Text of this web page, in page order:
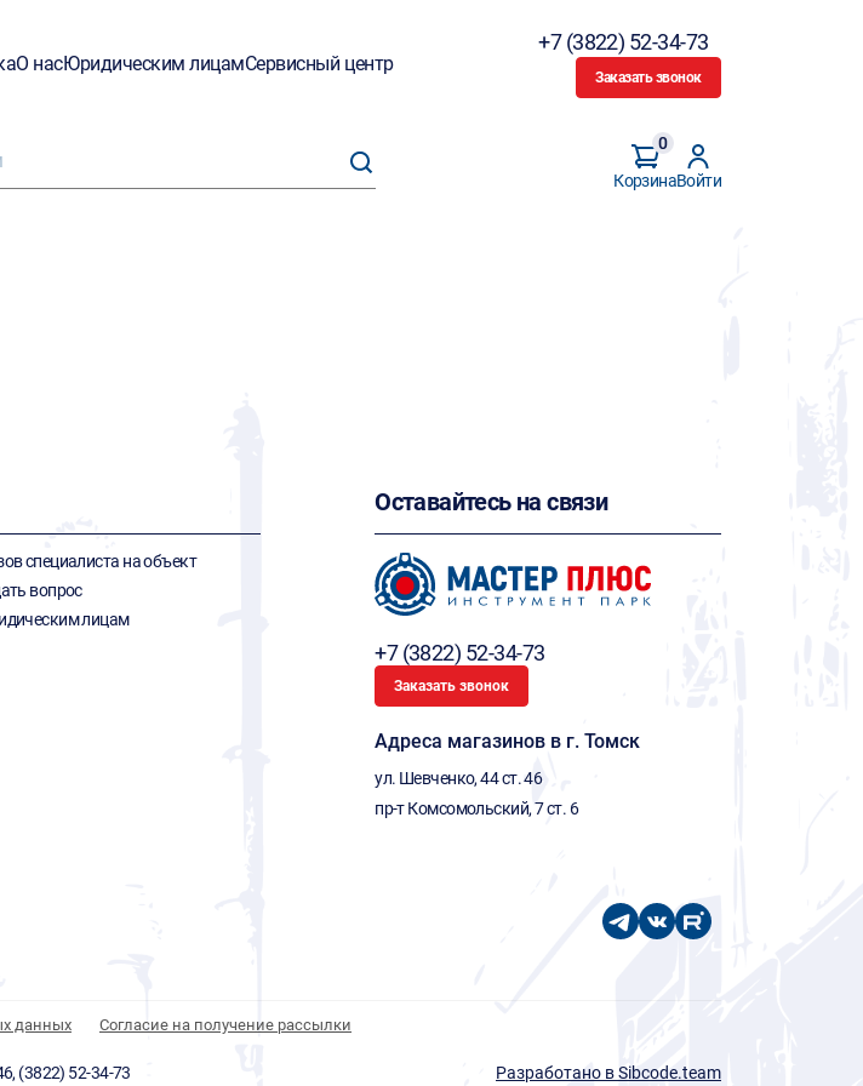
О насЮридическим лицамСервисный центр
+7 (3822) 52-34-73
Заказать звонок
Корзина
0
Войти
специалиста на объект
вопрос
лицам
Оставайтесь на связи
+7 (3822) 52-34-73
Заказать звонок
Адреса магазинов в г. Томск
ул. Шевченко, 44 ст. 46
пр-т Комсомольский, 7 ст. 6
данных Согласие на получение рассылки
(3822) 52-34-73 Разработано в Sibcode.team